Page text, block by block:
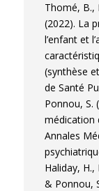
Thomé, B.,
(2022). La
l’enfant et
(synthèse
de Santé
Ponnou, S.
médication
Annales
Haliday,
& Ponnou,